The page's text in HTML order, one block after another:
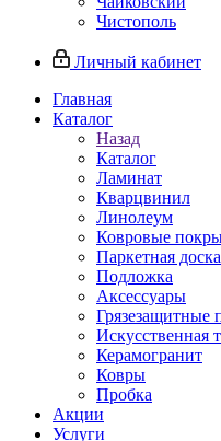
Чистополь
Личный кабинет
Главная
Каталог
Назад
Каталог
Ламинат
Кварцвинил
Линолеум
Ковровые
Паркетная доска
Подложка
Аксессуары
Грязезащитные
Искусственная
Керамогранит
Ковры
Пробка
Акции
Услуги